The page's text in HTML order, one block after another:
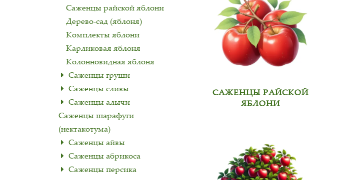
Саженцы райской яблони
Дерево-сад (яблоня)
Комплекты яблони
Карликовая яблоня
Колонновидная яблоня
Саженцы груши
Саженцы сливы
Саженцы алычи
Саженцы шарафуги
(нектакотума)
Саженцы айвы
Саженцы абрикоса
Саженцы персика
САЖЕНЦЫ РАЙСКОЙ
ЯБЛОНИ